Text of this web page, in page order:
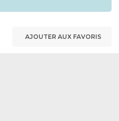
AJOUTER AUX FAVORIS